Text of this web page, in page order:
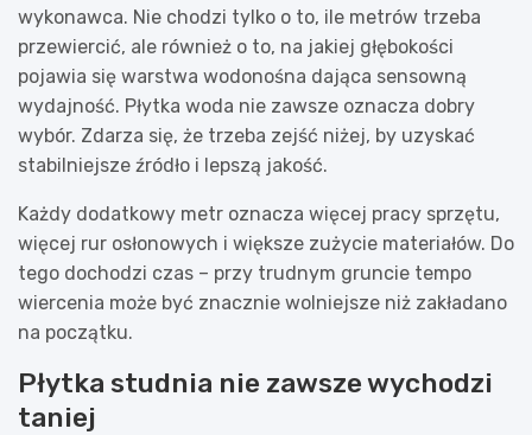
wykonawca. Nie chodzi tylko o to, ile metrów trzeba
przewiercić, ale również o to, na jakiej głębokości
pojawia się warstwa wodonośna dająca sensowną
wydajność. Płytka woda nie zawsze oznacza dobry
wybór. Zdarza się, że trzeba zejść niżej, by uzyskać
stabilniejsze źródło i lepszą jakość.
Każdy dodatkowy metr oznacza więcej pracy sprzętu,
więcej rur osłonowych i większe zużycie materiałów. Do
tego dochodzi czas – przy trudnym gruncie tempo
wiercenia może być znacznie wolniejsze niż zakładano
na początku.
Płytka studnia nie zawsze wychodzi
taniej